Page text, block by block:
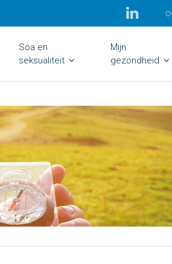
Soa en
seksualiteit
Mijn
gezondheid